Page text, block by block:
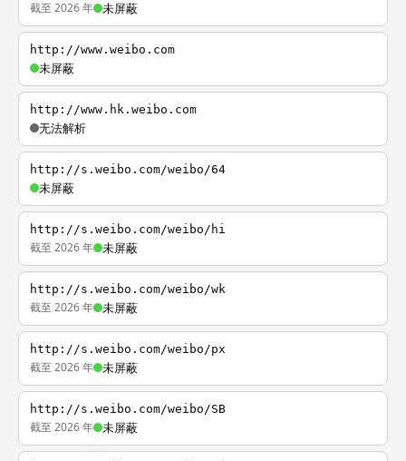
截至 2026 年 未屏蔽
http://www.weibo.com
未屏蔽
http://www.hk.weibo.com
无法解析
http://s.weibo.com/weibo/64
未屏蔽
http://s.weibo.com/weibo/hi
截至 2026 年 未屏蔽
http://s.weibo.com/weibo/wk
截至 2026 年 未屏蔽
http://s.weibo.com/weibo/px
截至 2026 年 未屏蔽
http://s.weibo.com/weibo/SB
截至 2026 年 未屏蔽